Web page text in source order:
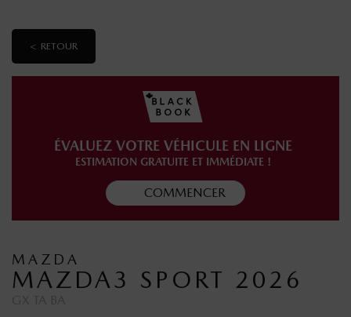
< RETOUR
ÉVALUEZ VOTRE VÉHICULE EN LIGNE
ESTIMATION GRATUITE ET IMMÉDIATE !
COMMENCER
MAZDA
MAZDA3 SPORT 2026
GX TA BA